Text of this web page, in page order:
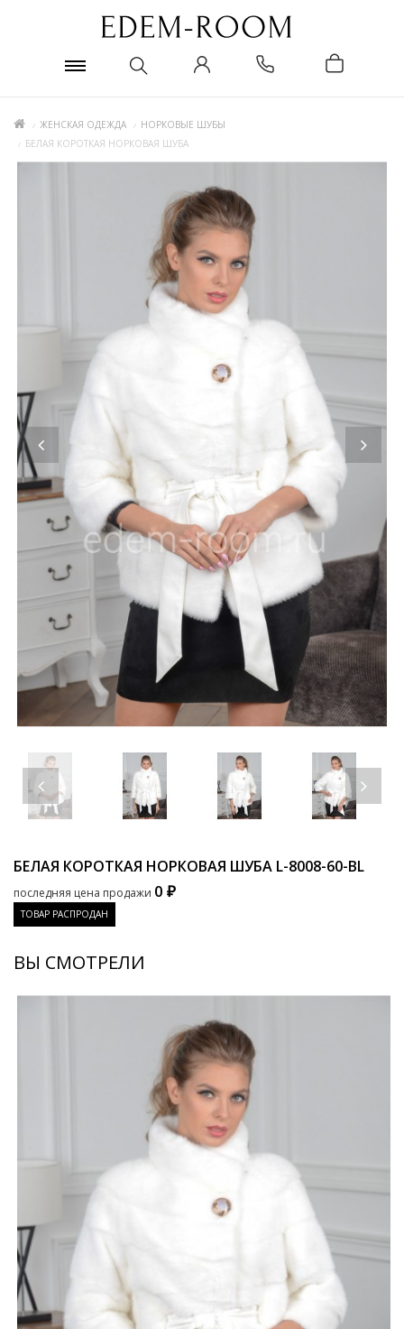
ЖЕНСКАЯ ОДЕЖДА
НОРКОВЫЕ ШУБЫ
БЕЛАЯ КОРОТКАЯ НОРКОВАЯ ШУБА
БЕЛАЯ КОРОТКАЯ НОРКОВАЯ ШУБА L-8008-60-BL
последняя цена продажи 0 ₽
ТОВАР РАСПРОДАН
ВЫ СМОТРЕЛИ